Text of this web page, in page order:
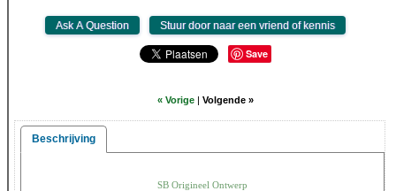
Save
« Vorige | Volgende »
Beschrijving
SB Origineel Ontwerp